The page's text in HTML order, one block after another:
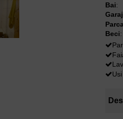
Bai:
Garaj
Beci: